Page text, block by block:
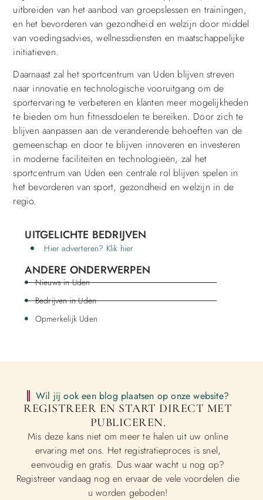
uitbreiden van het aanbod van groepslessen en trainingen,
en het bevorderen van gezondheid en welzijn door middel
van voedingsadvies, wellnessdiensten en maatschappelijke
initiatieven.
Daarnaast zal het sportcentrum van Uden blijven streven
naar innovatie en technologische vooruitgang om de
sportervaring te verbeteren en klanten meer mogelijkheden
te bieden om hun fitnessdoelen te bereiken. Door zich te
blijven aanpassen aan de veranderende behoeften van de
gemeenschap en door te blijven innoveren en investeren
in moderne faciliteiten en technologieën, zal het
sportcentrum van Uden een centrale rol blijven spelen in
het bevorderen van sport, gezondheid en welzijn in de
regio.
UITGELICHTE BEDRIJVEN
Hier adverteren? Klik hier
ANDERE ONDERWERPEN
Nieuws in Uden
Bedrijven in Uden
Opmerkelijk Uden
Wil jij ook een blog plaatsen op onze website?
REGISTREER EN START DIRECT MET
PUBLICEREN.
Mis deze kans niet om meer te halen uit uw online
ervaring met ons. Het registratieproces is snel,
eenvoudig en gratis. Dus waar wacht u nog op?
Registreer vandaag nog en ervaar de vele voordelen die
u worden geboden!